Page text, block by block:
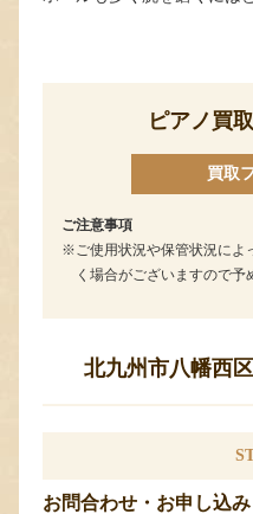
ピアノ買
買取
ご注意事項
ご使用状況や保管状況に
く場合がございますので予
北九州市八幡西
お問合わせ・お申し込み